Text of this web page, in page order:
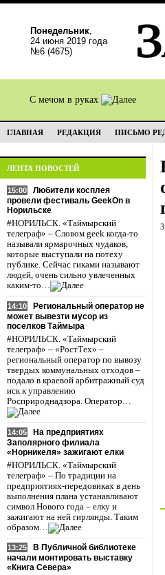
Понедельник,
24 июня 2019 года
№6 (4675)
С мечом в руках
ГЛАВНАЯ РЕДАКЦИЯ ПИСЬМО
ЛЕНТА НОВОСТЕЙ
15:00
Любители косплея
провели фестиваль GeekOn в
Норильске
#НОРИЛЬСК. «Таймырский
телеграф» – Словом geek когда-то
называли ярмарочных чудаков,
которые выступали на потеху
публике. Сейчас гиками называют
людей, очень сильно увлеченных
каким-то…
14:10
Региональный оператор не
может вывезти мусор из
поселков Таймыра
#НОРИЛЬСК. «Таймырский
телеграф» – «РостТех» –
региональный оператор по вывозу
твердых коммунальных отходов –
подало в краевой арбитражный суд
иск к управлению
Росприроднадзора. Оператор…
14:05
На предприятиях
Заполярного филиала
«Норникеля» зажигают елки
#НОРИЛЬСК. «Таймырский
телеграф» – По традиции на
предприятиях-передовиках в день
выполнения плана устанавливают
символ Нового года – елку и
зажигают на ней гирлянды. Таким
образом…
13:25
В Публичной библиотеке
начали монтировать выставку
«Книга Севера»